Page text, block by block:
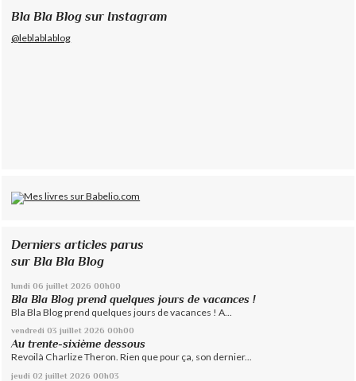
Bla Bla Blog sur Instagram
@leblablablog
Derniers articles parus
sur Bla Bla Blog
lundi 06 juillet 2026 00h00
Bla Bla Blog prend quelques jours de vacances !
Bla Bla Blog prend quelques jours de vacances ! A...
vendredi 03 juillet 2026 00h00
Au trente-sixième dessous
Revoilà Charlize Theron. Rien que pour ça, son dernier...
jeudi 02 juillet 2026 00h03